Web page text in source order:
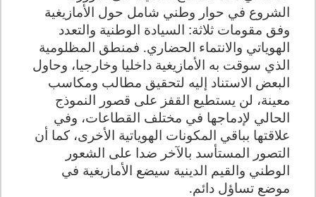
الشروع في حوار وطني شامل حول الأمازيغية
وفق مقومات ثلاثة: السيادة الوطنية والتعدد
الهوياتي والانتماء الحضاري. فمنطق المظلومية
الذي سوقت به الأمازيغية داخليا وخارجيا، وحاول
البعض الاستناد إليه لتحقيق مطالب ومكاسب
معينة، لن يستطيع القفز على قصور النموذج
الحالي لإدماجها في مختلف القطاعات، وفي
علاقتها بباقي المكونات الهوياتية الأخرى، كما أن
التصور المستأسد بالآخر ضدا على الشعور
الوطني والقيم الدينية سيضع الأمازيغية في
موضع تساؤل دائم.